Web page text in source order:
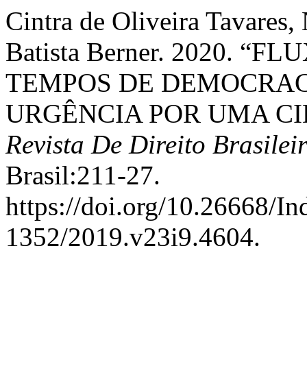
Cintra de Oliveira Tavares,
Batista Berner. 2020.
TEMPOS DE
URGÊNCIA POR UMA
Revista De Direito
Brasil:211-27.
https://doi.org/10.26668/
1352/2019.v23i9.4604.